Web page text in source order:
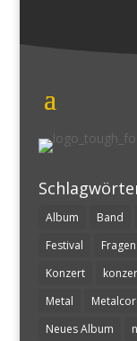
Album Band
Festival
Fragen
Konzert
Metal
Neues Album